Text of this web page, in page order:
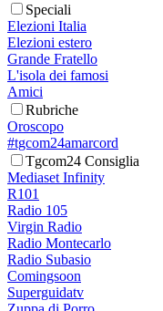
Speciali
Elezioni Italia
Elezioni estero
Grande Fratello
L'isola dei famosi
Amici
Rubriche
Oroscopo
#tgcom24amarcord
Tgcom24 Consiglia
Mediaset Infinity
R101
Radio 105
Virgin Radio
Radio Montecarlo
Radio Subasio
Comingsoon
Superguidatv